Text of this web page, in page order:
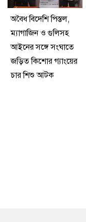
অবৈধ বিদেশি পিস্তল,
ম্যাগাজিন ও গুলিসহ
আইনের সঙ্গে সংঘাতে
জড়িত কিশোর গ্যাংয়ের
চার শিশু আটক